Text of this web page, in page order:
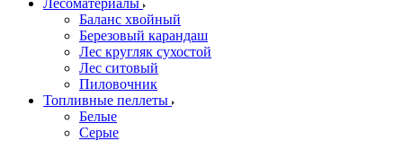
Лесоматериалы
Баланс хвойный
Березовый карандаш
Лес кругляк сухостой
Лес ситовый
Пиловочник
Топливные пеллеты
Белые
Серые